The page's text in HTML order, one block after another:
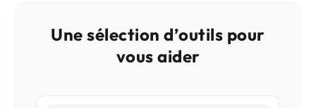
Une sélection d’outils pour
vous aider